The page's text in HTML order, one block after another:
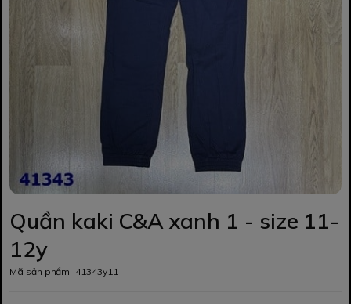
Quần kaki C&A xanh 1 - size 11-
12y
Mã sản phẩm: 41343y11